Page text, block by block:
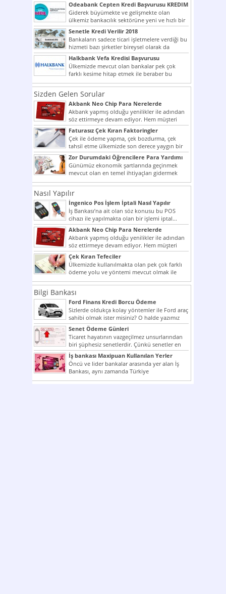
Odeabank Cepten Kredi Başvurusu KREDIM
8444
Giderek büyümekte ve gelişmekte olan
ülkemiz bankacılık sektörüne yeni ve hızlı bir
giriş yapmış olan...
Senetle Kredi Verilir 2018
Bankaların sadece ticari işletmelere verdiği bu
hizmeti bazı şirketler bireysel olarak da
vermektedir. Senetle kredi...
Halkbank Vefa Kredisi Başvurusu
Ülkemizde mevcut olan bankalar pek çok
farklı kesime hitap etmek ile beraber bu
noktada son...
Sizden Gelen Sorular
Akbank Neo Chip Para Nerelerde
Kullanılır?
Akbank yapmış olduğu yenilikler ile adından
söz ettirmeye devam ediyor. Hem müşteri
potansiyelini arttırmak hem...
Faturasız Çek Kıran Faktoringler
Çek ile ödeme yapma, çek bozdurma, çek
tahsil etme ülkemizde son derece yaygın bir
şekilde...
Zor Durumdaki Öğrencilere Para Yardımı
Günümüz ekonomik şartlarında geçinmek
mevcut olan en temel ihtiyaçları gidermek
dahi son derece zor olmak...
Nasıl Yapılır
İngenico Pos İşlem İptali Nasıl Yapılır
İş Bankası’na ait olan söz konusu bu POS
cihazı ile yapılmakta olan bir işlemi iptal...
Akbank Neo Chip Para Nerelerde
Kullanılır?
Akbank yapmış olduğu yenilikler ile adından
söz ettirmeye devam ediyor. Hem müşteri
potansiyelini arttırmak hem...
Çek Kıran Tefeciler
Ülkemizde kullanılmakta olan pek çok farklı
ödeme yolu ve yöntemi mevcut olmak ile
beraber bunlar...
Bilgi Bankası
Ford Finans Kredi Borcu Ödeme
Sizlerde oldukça kolay yöntemler ile Ford araç
sahibi olmak ister misiniz? O halde yazımız
ilginizi...
Senet Ödeme Günleri
Ticaret hayatının vazgeçilmez unsurlarından
biri şüphesiz senetlerdir. Çünkü senetler en
çok kullanılan ödeme araçlarıdır. Taksitler...
İş bankası Maxipuan Kullanılan Yerler
Öncü ve lider bankalar arasında yer alan İş
Bankası, aynı zamanda Türkiye
Cumhuriyeti’nin ilk milli...